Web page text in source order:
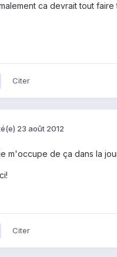
ca devrait tout faire
Citer
23 août 2012
m'occupe de ça dans la
Citer